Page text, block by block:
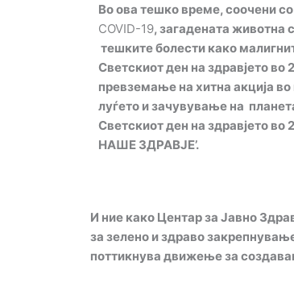
Во ова тешко време, соочени
COVID-19, загадената животна
тешките болести како
Светскиот ден на здравјето
превземање на хитна акција
луѓето и зачувување на
Светскиот ден на здравјето во
НАШЕ ЗДРАВЈЕ’.
И ние како Центар за Јавно
за зелено и здраво
поттикнува движење за